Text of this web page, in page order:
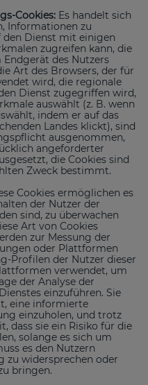
Cookies: Es handelt sich
Informationen zu
den Dienst mit einigen
zugreifen kann, die
des Nutzers
Art des Browsers, der für
wird, die regionale
Dienst zugegriffen wird,
auswählt (z. B. wenn
indem er auf das
Landes klickt), sind
ausgenommen,
angeforderter
die Cookies sind
Zweck bestimmt.
Cookies ermöglichen es
der Nutzer der
sind, zu überwachen
Art von Cookies
zur Messung der
oder Plattformen
Profilen der Nutzer dieser
verwendet, um
der Analyse der
einzuführen. Sie
eine informierte
einzuholen, und trotz
dass sie ein Risiko für die
solange es sich um
es den Nutzern
zu widersprechen oder
bringen.